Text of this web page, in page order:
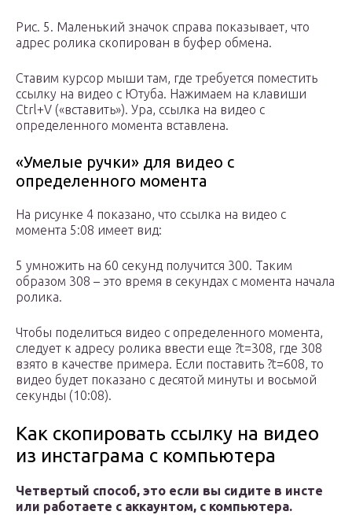
Рис. 5. Маленький значок справа показывает, что
адрес ролика скопирован в буфер обмена.
Ставим курсор мыши там, где требуется поместить
ссылку на видео с Ютуба. Нажимаем на клавиши
Ctrl+V («вставить»). Ура, ссылка на видео с
определенного момента вставлена.
«Умелые ручки» для видео с
определенного момента
На рисунке 4 показано, что ссылка на видео с
момента 5:08 имеет вид:
5 умножить на 60 секунд получится 300. Таким
образом 308 – это время в секундах с момента начала
ролика.
Чтобы поделиться видео с определенного момента,
следует к адресу ролика ввести еще ?t=308, где 308
взято в качестве примера. Если поставить ?t=608, то
видео будет показано с десятой минуты и восьмой
секунды (10:08).
Как скопировать ссылку на видео
из инстаграма с компьютера
Четвертый способ, это если вы сидите в инсте
или работаете с аккаунтом, с компьютера.